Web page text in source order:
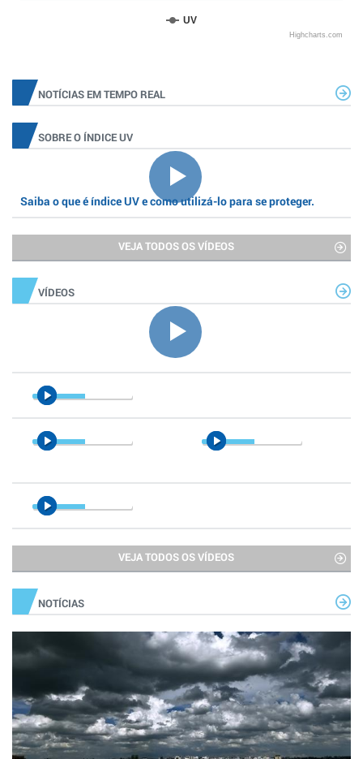
UV
Highcharts.com
NOTÍCIAS EM TEMPO REAL
SOBRE O ÍNDICE UV
Saiba o que é índice UV e como utilizá-lo para se proteger.
VEJA TODOS OS VÍDEOS
VÍDEOS
VEJA TODOS OS VÍDEOS
NOTÍCIAS